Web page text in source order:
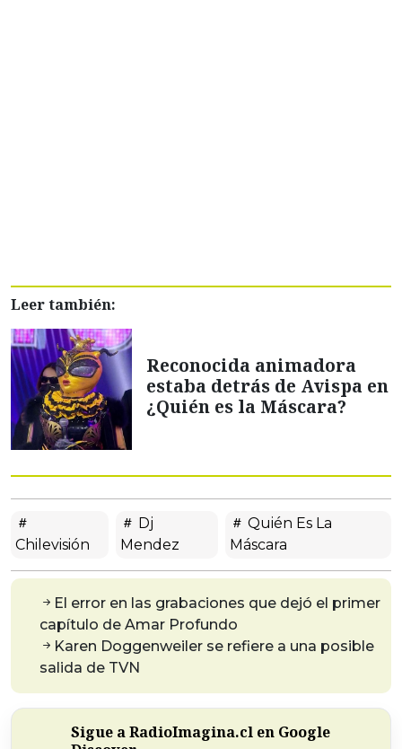
Leer también:
Reconocida animadora
estaba detrás de Avispa en
¿Quién es la Máscara?
Chilevisión
Dj
Mendez
Quién Es La
Máscara
El error en las grabaciones que dejó el primer
capítulo de Amar Profundo
Karen Doggenweiler se refiere a una posible
salida de TVN
Sigue a RadioImagina.cl en Google